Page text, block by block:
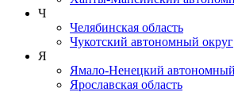
Ч
Челябинская область
Чукотский автономный округ
Я
Ямало-Ненецкий
Ярославская область